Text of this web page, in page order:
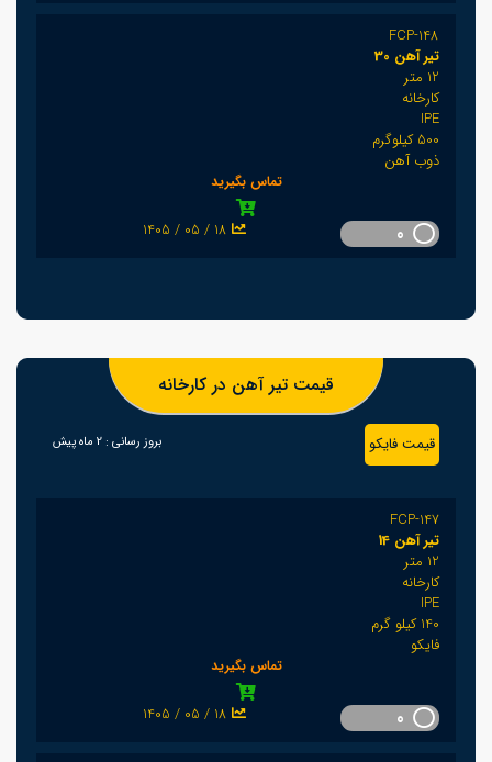
FCP-148
تیر آهن 30
12 متر
کارخانه
IPE
500 کیلوگرم
ذوب آهن
تماس بگیرید
1405 / 05 / 18
قیمت تیر آهن در کارخانه
قیمت فایکو بروز رسانی : 2 ماه پیش
FCP-147
تیر آهن 14
12 متر
کارخانه
IPE
140 کیلو گرم
فایکو
تماس بگیرید
1405 / 05 / 18